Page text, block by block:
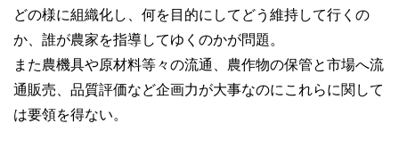
どの様に組織化し、何を目的にしてどう維持して行くの
か、誰が農家を指導してゆくのかが問題。
また農機具や原材料等々の流通、農作物の保管と市場へ流
通販売、品質評価など企画力が大事なのにこれらに関して
は要領を得ない。